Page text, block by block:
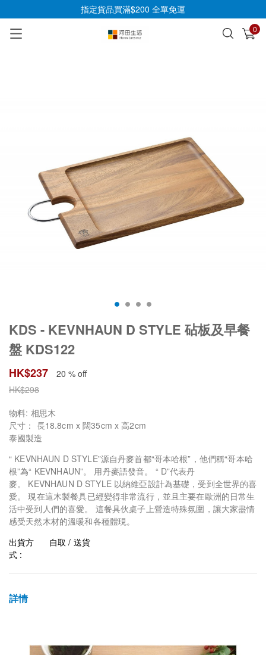
指定貨品買滿$200 全單免運
0
已加入購物車 查看
KDS - KEVNHAUN D STYLE 砧板及早餐
盤 KDS122
HK$237
20 % off
HK$298
物料: 相思木
尺寸： 長18.8cm x 闊35cm x 高2cm
泰國製造
“ KEVNHAUN D STYLE”源自丹麥首都“哥本哈根”，他們稱“哥本哈
根”為“ KEVNHAUN”。 用丹麥語發音。 “ D”代表丹
麥。 KEVNHAUN D STYLE 以納維亞設計為基礎，受到全世界的喜
愛。 現在這木製餐具已經變得非常流行，並且主要在歐洲的日常生
活中受到人們的喜愛。 這餐具伙桌子上營造特殊氛圍，讓大家盡情
感受天然木材的溫暖和各種體現。
出貨方
式 :
自取 / 送貨
詳情